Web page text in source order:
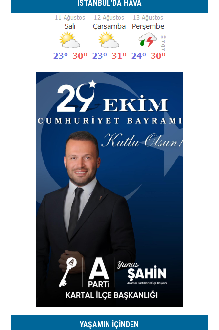
İSTANBUL'DA HAVA
YAŞAMIN İÇİNDEN